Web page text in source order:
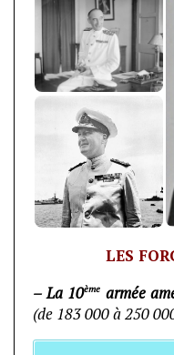
LES
– La 10ème armée
(de 183 000 à 250